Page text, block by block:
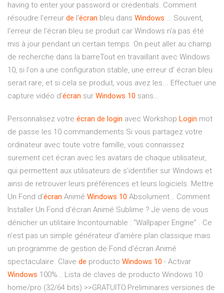
having to enter your password or credentials. Comment
résoudre l'erreur de l'écran bleu dans Windows … Souvent,
l'erreur de l'écran bleu se produit car Windows n'a pas été
mis à jour pendant un certain temps. On peut aller au champ
de recherche dans la barreTout en travaillant avec Windows
10, si l'on a une configuration stable, une erreur d' écran bleu
serait rare, et si cela se produit, vous avez les... Effectuer une
capture vidéo d’écran sur Windows 10 sans…
Personnalisez votre écran de login avec Workshop Login mot
de passe les 10 commandements.Si vous partagez votre
ordinateur avec toute votre famille, vous connaissez
surement cet écran avec les avatars de chaque utilisateur,
qui permettent aux utilisateurs de s’identifier sur Windows et
ainsi de retrouver leurs préférences et leurs logiciels. Mettre
Un Fond d’écran Animé Windows 10 Absolument… Comment
Installer Un Fond d’écran Animé Sublime ? Je viens de vous
dénicher un utilitaire Incontournable : “Wallpaper Engine” . Ce
n’est pas un simple générateur d’arrière plan classique mais
un programme de gestion de Fond d’écran Animé
spectaculaire. Clave de producto Windows 10 - Activar
Windows 100%… Lista de claves de producto Windows 10
home/pro (32/64 bits) >>GRATUITO.Preliminares versiones de